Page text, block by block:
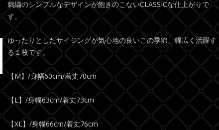
刺繍のシンプルなデザインが飽きのこないCLASSICな仕上がりで
す。
ゆったりとしたサイジングが気心地の良いこの季節、幅広く活躍す
る１枚です。
【M】/身幅60cm/着丈70cm
【L】/身幅63cm/着丈73cm
【XL】/身幅66cm/着丈76cm